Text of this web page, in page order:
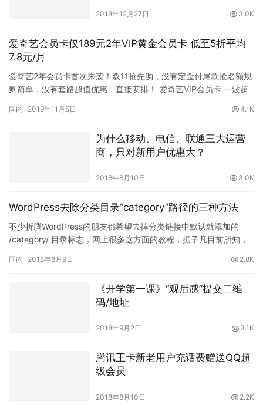
2018年12月27日 3.0K
爱奇艺会员卡仅189元2年VIP黄金会员卡 低至5折平均
7.8元/月
爱奇艺2年会员卡首次来袭！双11抢先购，没有定金付尾款抢名额规
则简单，没有套路超值优惠，直接安排！ 爱奇艺VIP会员卡 一波超
国内 2019年11月5日 4.1K
为什么移动、电信、联通三大运营
商，只对新用户优惠大？
2018年8月10日 3.0K
WordPress去除分类目录“category”路径的三种方法
不少折腾WordPress的朋友都希望去掉分类链接中默认就添加的
/category/ 目录标志，网上很多这方面的教程，据子凡目前所知，
国内 2018年8月9日 2.8K
《开学第一课》“观后感”提交二维
码/地址
2018年9月2日 3.1K
腾讯王卡新老用户充话费赠送QQ超
级会员
2018年8月10日 2.2K